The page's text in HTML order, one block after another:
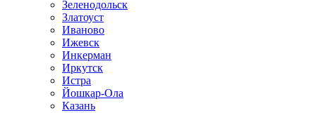
Зеленодольск
Златоуст
Иваново
Ижевск
Инкерман
Иркутск
Истра
Йошкар-Ола
Казань